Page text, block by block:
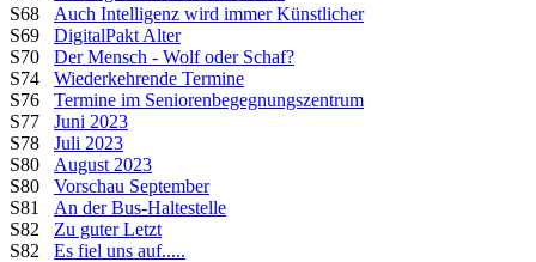
S68 Auch Intelligenz wird immer Künstlicher
S69 DigitalPakt Alter
S70 Der Mensch - Wolf oder Schaf?
S74 Wiederkehrende Termine
S76 Termine im Seniorenbegegnungszentrum
S77 Juni 2023
S78 Juli 2023
S80 August 2023
S80 Vorschau September
S81 An der Bus-Haltestelle
S82 Zu guter Letzt
S82 Es fiel uns auf.....